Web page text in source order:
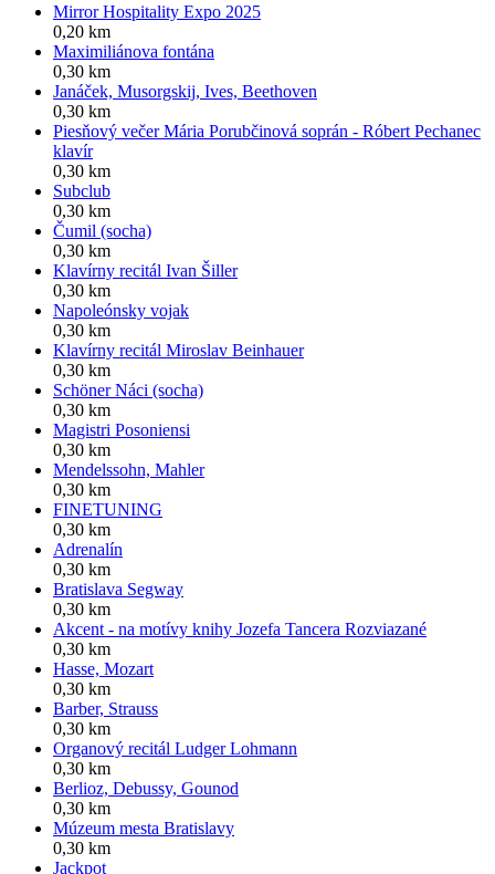
Mirror Hospitality Expo 2025
0,20 km
Maximiliánova fontána
0,30 km
Janáček, Musorgskij, Ives, Beethoven
0,30 km
Piesňový večer Mária Porubčinová soprán - Róbert Pechanec
klavír
0,30 km
Subclub
0,30 km
Čumil (socha)
0,30 km
Klavírny recitál Ivan Šiller
0,30 km
Napoleónsky vojak
0,30 km
Klavírny recitál Miroslav Beinhauer
0,30 km
Schöner Náci (socha)
0,30 km
Magistri Posoniensi
0,30 km
Mendelssohn, Mahler
0,30 km
FINETUNING
0,30 km
Adrenalín
0,30 km
Bratislava Segway
0,30 km
Akcent - na motívy knihy Jozefa Tancera Rozviazané
0,30 km
Hasse, Mozart
0,30 km
Barber, Strauss
0,30 km
Organový recitál Ludger Lohmann
0,30 km
Berlioz, Debussy, Gounod
0,30 km
Múzeum mesta Bratislavy
0,30 km
Jackpot